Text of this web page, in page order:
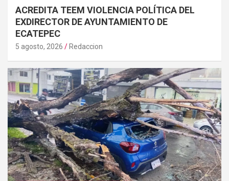
ACREDITA TEEM VIOLENCIA POLÍTICA DEL
EXDIRECTOR DE AYUNTAMIENTO DE
ECATEPEC
5 agosto, 2026 Redaccion